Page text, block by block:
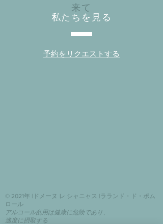
来て
私たちを見る
予約をリクエストする
© 2021年 |ドメーヌ レ シャニャス |ラランド・ド・ポム
ロール
アルコール乱用は健康に危険であり、
適度に摂取する